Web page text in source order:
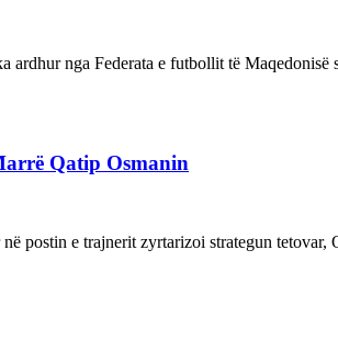
ardhur nga Federata e futbollit të
Qatip Osmanin
postin e trajnerit zyrtarizoi strategun